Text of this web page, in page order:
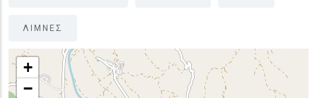
ΛΙΜΝΕΣ
+
−